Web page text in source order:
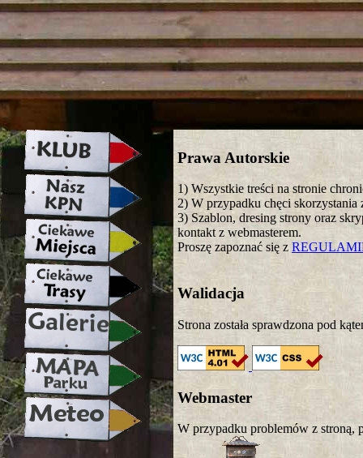
strona w naprawie zapraszamy
Prawa Autorskie
1) Wszystkie treści na stronie
2) W przypadku chęci skorzystania
3) Szablon, dresing strony oraz
kontakt z webmasterem.
Proszę zapoznać się z
Walidacja
Strona została sprawdzona pod
Webmaster
W przypadku problemów z stroną,